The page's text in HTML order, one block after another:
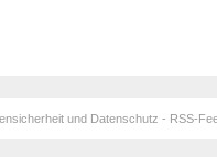
und Datenschutz - RSS-